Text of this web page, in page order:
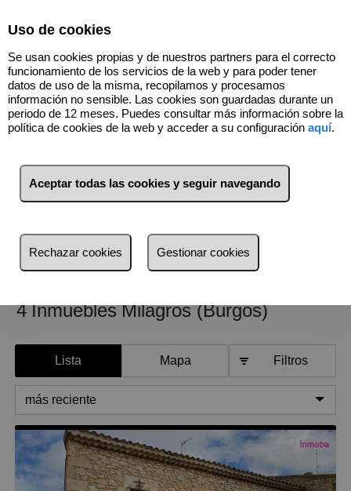
947501662
4 Inmuebles Milagros (Burgos)
Lista Mapa Filtros
más reciente
más reciente
Menos reciente
Baratos
Uso de cookies
Se usan cookies propias y de nuestros partners para el correcto
funcionamiento de los servicios de la web y para poder tener
datos de uso de la misma, recopilamos y procesamos
información no sensible. Las cookies son guardadas durante un
periodo de 12 meses. Puedes consultar más información sobre la
política de cookies de la web y acceder a su configuración aquí.
Aceptar todas las cookies y seguir navegando
Rechazar cookies Gestionar cookies